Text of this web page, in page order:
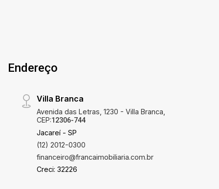
confraternização em qualquer época do ano
Garagem para 2 veículos Cada detalhe deste
proporcionar conforto, praticidade e
sofisticação, tornando-o uma excelente opção
para famílias que buscam um lar moderno e
pronto para morar. Uma oportunidade única para
quem deseja viver com requinte e
exclusividade. Agende sua visita e venha
conhecer este belíssimo sobrado.
Endereço
Villa Branca
Avenida das Letras, 1230 - Villa Branca,
CEP:12306-744
Jacareí - SP
(12) 2012-0300
financeiro@francaimobiliaria.com.br
Creci: 32226